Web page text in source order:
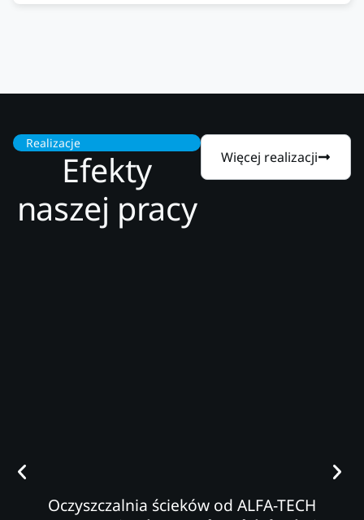
Realizacje
Efekty
naszej pracy
Więcej realizacji
Oczyszczalnia ścieków od ALFA-TECH